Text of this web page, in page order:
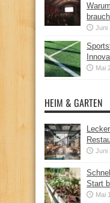
Juni
Mai
HEIM & GARTEN
Juni
Start
Mai